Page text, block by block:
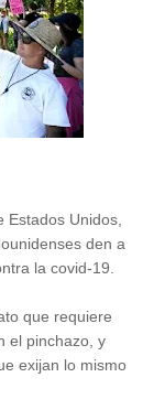
Unidos,
den a
la covid-19.
que requiere
el pinchazo, y
exijan lo mismo